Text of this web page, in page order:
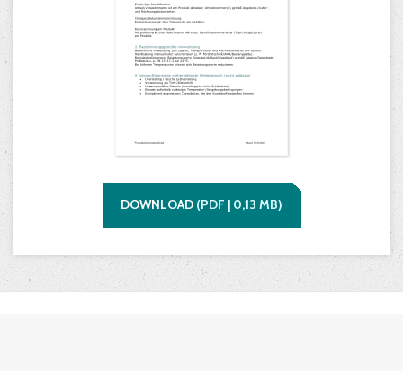
DOWNLOAD (PDF | 0,13 MB)